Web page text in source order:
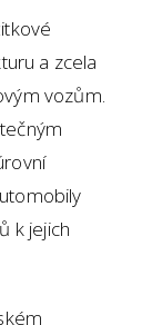
a zcela
vozům.
k jejich